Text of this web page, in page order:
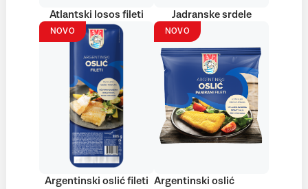
Atlantski losos fileti Jadranske srdele
NOVO
Argentinski oslić fileti
NOVO
Argentinski oslić